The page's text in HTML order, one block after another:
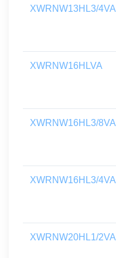
XWRNW13HL3/4VA
XWRNW16HLVA
XWRNW16HL3/8VA
XWRNW16HL3/4VA
XWRNW20HL1/2VA